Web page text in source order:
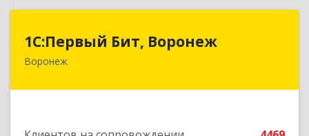
1С:Первый Бит, Воронеж
Воронеж
1С:Первый Бит, Воронеж
394006, Воронежская обл, Воронеж г, 20-летия